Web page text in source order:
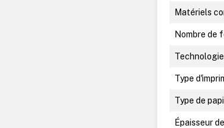
Matériels
Nombre de
Type
Type de
Épaisseur